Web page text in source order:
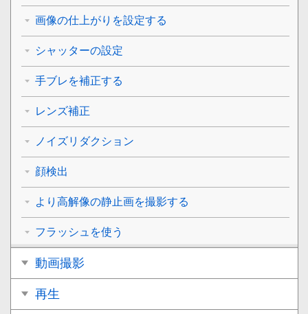
画像の仕上がりを設定する
シャッターの設定
手ブレを補正する
レンズ補正
ノイズリダクション
顔検出
より高解像の静止画を撮影する
フラッシュを使う
動画撮影
再生